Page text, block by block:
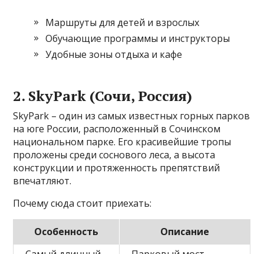
Маршруты для детей и взрослых
Обучающие программы и инструкторы
Удобные зоны отдыха и кафе
2. SkyPark (Сочи, Россия)
SkyPark – один из самых известных горных парков
на юге России, расположенный в Сочинском
национальном парке. Его красивейшие тропы
проложены среди соснового леса, а высота
конструкции и протяженность препятствий
впечатляют.
Почему сюда стоит приехать:
Особенность
Описание